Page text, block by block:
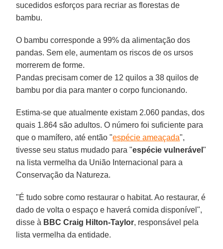
sucedidos esforços para recriar as florestas de
bambu.
O bambu corresponde a 99% da alimentação dos
pandas. Sem ele, aumentam os riscos de os ursos
morrerem de forme.
Pandas precisam comer de 12 quilos a 38 quilos de
bambu por dia para manter o corpo funcionando.
Estima-se que atualmente existam 2.060 pandas, dos
quais 1.864 são adultos. O número foi suficiente para
que o mamífero, até então "espécie ameaçada",
tivesse seu status mudado para "espécie vulnerável"
na lista vermelha da União Internacional para a
Conservação da Natureza.
"É tudo sobre como restaurar o habitat. Ao restaurar, é
dado de volta o espaço e haverá comida disponível",
disse à BBC Craig Hilton-Taylor, responsável pela
lista vermelha da entidade.